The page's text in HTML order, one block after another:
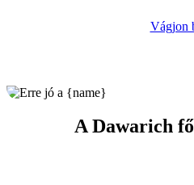
Vágjon
A Dawarich